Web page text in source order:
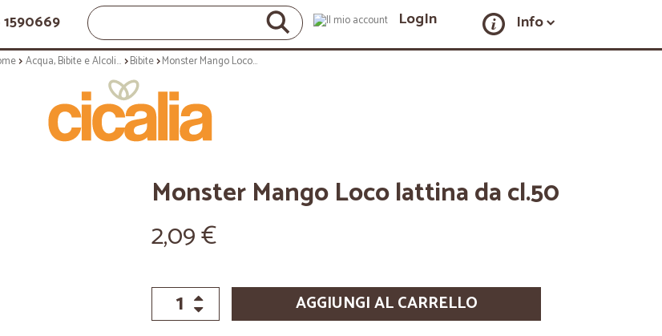
LogIn Info
Acqua, Bibite e Alcolici Bibite Monster Mango Loco lattina da cl.50
Monster Mango Loco lattina da cl.50
2,09 €
AGGIUNGI AL CARRELLO